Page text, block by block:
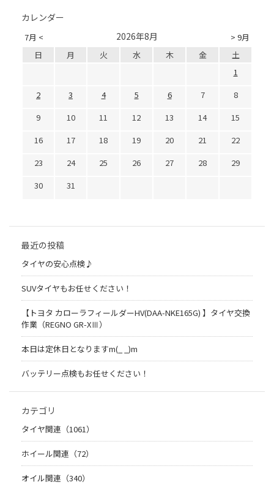
カレンダー
7月 < > 9月
2026年8月
日 月 火 水 木 金
土
1
2
3 4 5 6 7
8
9
10 11 12 13 14
15
16
17 18 19 20 21
22
23
24 25 26 27 28
29
30
31
最近の投稿
タイヤの安心点検♪
SUVタイヤもお任せください！
【トヨタ カローラフィールダーHV(DAA-NKE165G) 】タイヤ交換
作業（REGNO GR-XⅢ）
本日は定休日となりますm(_ _)m
バッテリー点検もお任せください！
カテゴリ
タイヤ関連（1061）
ホイール関連（72）
オイル関連（340）